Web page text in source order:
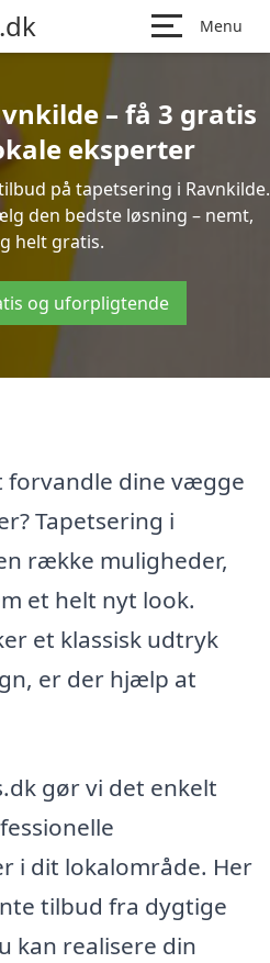
Menu
– få 3 gratis
eksperter
på tapetsering i Ravnkilde.
den bedste løsning – nemt,
helt gratis.
og uforpligtende
forvandle dine vægge
Tapetsering i
række muligheder,
et helt nyt look.
et klassisk udtryk
er der hjælp at
gør vi det enkelt
i dit lokalområde. Her
tilbud fra dygtige
kan realisere din